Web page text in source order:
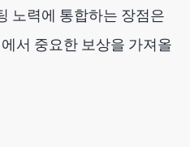
노력에 통합하는 장점은
서 중요한 보상을 가져올